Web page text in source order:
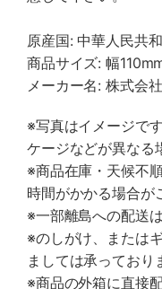
原産国: 中華人民共
商品サイズ: 幅
メーカー名: 株式会
※写真はイメージで
ケージなどが異なる
※商品在庫・天候不
時間がかかる場合が
※一部離島への配送
※のしがけ、または
ましては承っており
※商品の外箱に直接